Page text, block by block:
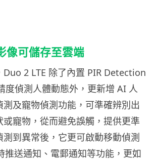
像可儲存至雲端
Duo 2 LTE 除了內置 PIR Detection
度偵測人體動態外，更新增 AI 人
及寵物偵測功能，可準確辨別出
或寵物，從而避免誤觸，提供更準
到異常後，它更可啟動移動偵測
推送通知、電郵通知等功能，更如